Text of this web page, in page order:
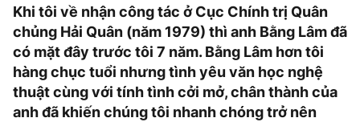
Khi tôi về nhận công tác ở Cục Chính trị Quân
chủng Hải Quân (năm 1979) thì anh Bằng Lâm đã
có mặt đây trước tôi 7 năm. Bằng Lâm hơn tôi
hàng chục tuổi nhưng tình yêu văn học nghệ
thuật cùng với tính tình cởi mở, chân thành của
anh đã khiến chúng tôi nhanh chóng trở nên